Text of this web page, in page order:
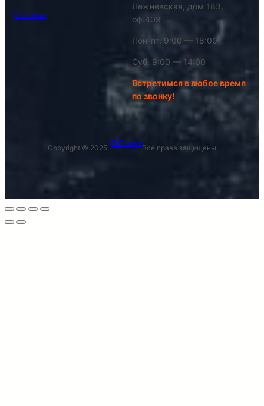
Отзывы
Лежневская, дом 183,
оф.409
Пон-пт: 9:00 — 18:00
Суб: 9:00 — 14:00
Встретимся в любое время
по звонку!
Copyright © 2025 ·
СК Столяров
Все права защищены